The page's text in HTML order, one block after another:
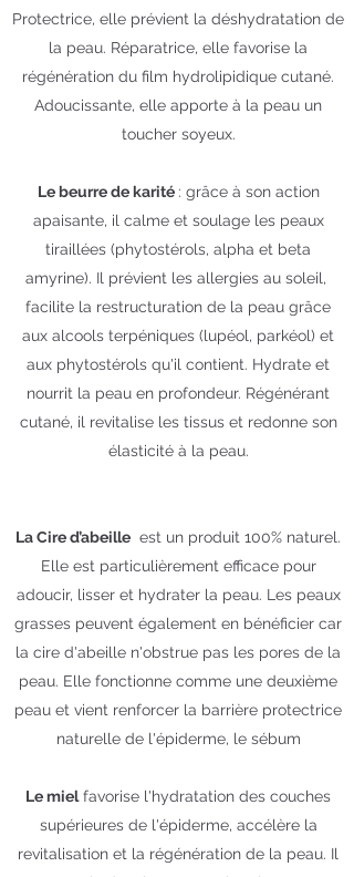
Protectrice, elle prévient la déshydratation de
la peau. Réparatrice, elle favorise la
régénération du film hydrolipidique cutané.
Adoucissante, elle apporte à la peau un
toucher soyeux.
Le beurre de karité : grâce à son action
apaisante, il calme et soulage les peaux
tiraillées (phytostérols, alpha et beta
amyrine). Il prévient les allergies au soleil,
facilite la restructuration de la peau grâce
aux alcools terpéniques (lupéol, parkéol) et
aux phytostérols qu'il contient. Hydrate et
nourrit la peau en profondeur. Régénérant
cutané, il revitalise les tissus et redonne son
élasticité à la peau.
La Cire d’abeille est un produit 100% naturel.
Elle est particulièrement efficace pour
adoucir, lisser et hydrater la peau. Les peaux
grasses peuvent également en bénéficier car
la cire d'abeille n'obstrue pas les pores de la
peau. Elle fonctionne comme une deuxième
peau et vient renforcer la barrière protectrice
naturelle de l'épiderme, le sébum
Le mielfavorise l'hydratation des couches
supérieures de l'épiderme, accélère la
revitalisation et la régénération de la peau. Il